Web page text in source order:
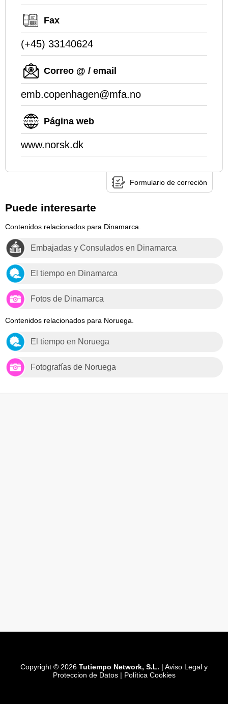
Fax
(+45) 33140624
Correo @ / email
emb.copenhagen@mfa.no
Página web
www.norsk.dk
Formulario de correción
Puede interesarte
Contenidos relacionados para Dinamarca.
Embajadas y Consulados en Dinamarca
El tiempo en Dinamarca
Fotos de Dinamarca
Contenidos relacionados para Noruega.
El tiempo en Noruega
Fotografías de Noruega
Copyright © 2026 Tutiempo Network, S.L. | Aviso Legal y
Proteccion de Datos| Política Cookies